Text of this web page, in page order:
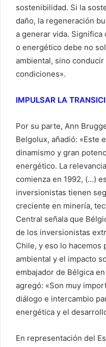
sostenibilidad. Si la
daño, la regeneración
a generar vida.
o energético debe no
ambiental, sino
condiciones».
IMPULSAR LA
Por su parte, Ann
Belgolux, añadió: «Este
dinamismo y gran
energético. La
comienza en 1992, (…)
inversionistas tienen
creciente en minería,
Central señala que
de los inversionistas
Chile, y eso lo hacemos
ambiental y el impacto
embajador de Bélgica
agregó: «Son muy
diálogo e intercambio
energética y el
En representación del